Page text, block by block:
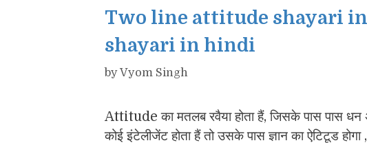
Two line attitude shayari
shayari in hindi
byVyom Singh
Attitude का मतलब रवैया होता हैं, जिसके पास पास धन
कोई इंटेलीजेंट होता हैं तो उसके पास ज्ञान का ऐटिटूड